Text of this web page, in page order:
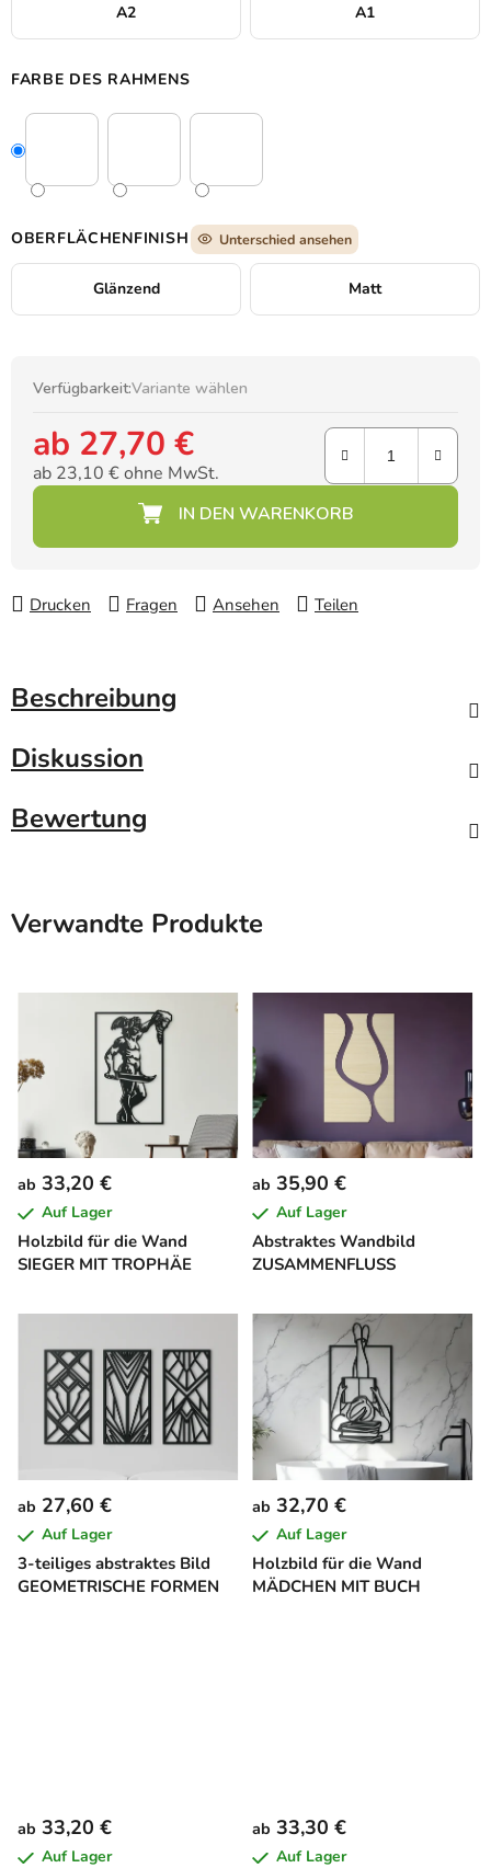
A2 A1
FARBE DES RAHMENS
OBERFLÄCHENFINISH Unterschied ansehen
Glänzend Matt
Verfügbarkeit:Variante wählen
ab 27,70 €
ab 23,10 €ohne MwSt.
Verkaufspreis:
Drucken Fragen Ansehen Teilen
Beschreibung
Diskussion
Bewertung
Verwandte Produkte
Holzbild für die Wand
SIEGER MIT TROPHÄE
ab 33,20 €
Auf Lager
Abstraktes Wandbild
ZUSAMMENFLUSS
ab 35,90 €
Auf Lager
3-teiliges abstraktes Bild
GEOMETRISCHE FORMEN
ab 27,60 €
Auf Lager
Holzbild für die Wand
MÄDCHEN MIT BUCH
ab 32,70 €
Auf Lager
ab 33,20 €
Auf Lager
ab 33,30 €
Auf Lager